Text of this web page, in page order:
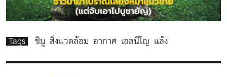
Tags ชิมู สิ่งแวดล้อม อากาศ เอลนีโญ แล้ง